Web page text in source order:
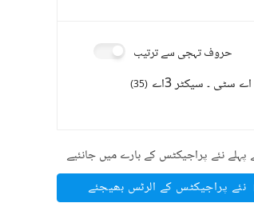
حروف تہجی سے ترتیب
سٹی ۔ سیکٹر 3اے (
35
)
نئے پراجیکٹس کے بارے میں جانئیے
نئے پراجیکٹس کے الرٹس بھیجئے